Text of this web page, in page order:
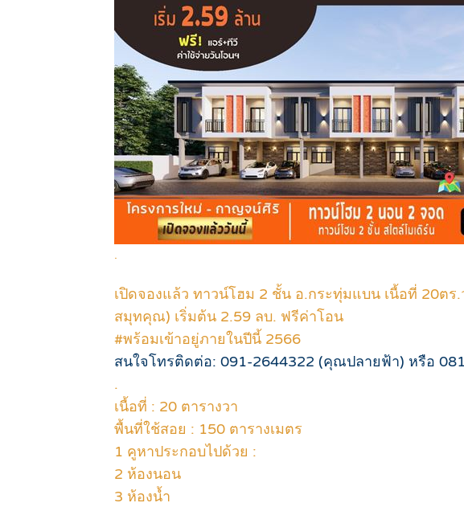
.
เปิดจองแล้ว ทาวน์โฮม 2 ชั้น อ.กระทุ่มแบน เนื้อที่ 20ตร.
สมุทคุณ) เริ่มต้น 2.59 ลบ. ฟรีค่าโอน
#พร้อมเข้าอยู่ภายในปีนี้ 2566
สนใจโทรติดต่อ: 091-2644322 (คุณปลายฟ้า) หรือ
.
เนื้อที่ : 20 ตารางวา
พื้นที่ใช้สอย : 150 ตารางเมตร
1 คูหาประกอบไปด้วย :
2 ห้องนอน
3 ห้องน้ำ